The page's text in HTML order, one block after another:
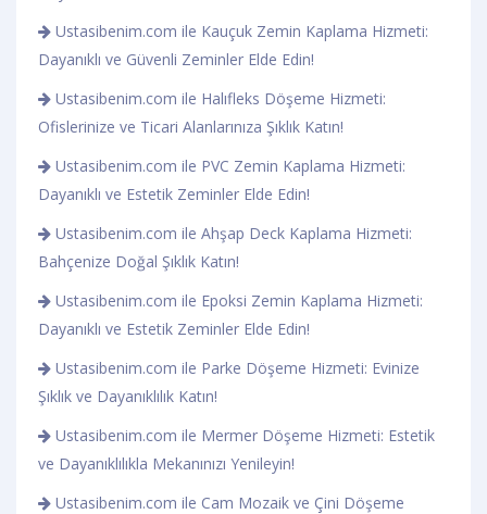
Ustasibenim.com ile Kauçuk Zemin Kaplama Hizmeti:
Dayanıklı ve Güvenli Zeminler Elde Edin!
Ustasibenim.com ile Halıfleks Döşeme Hizmeti:
Ofislerinize ve Ticari Alanlarınıza Şıklık Katın!
Ustasibenim.com ile PVC Zemin Kaplama Hizmeti:
Dayanıklı ve Estetik Zeminler Elde Edin!
Ustasibenim.com ile Ahşap Deck Kaplama Hizmeti:
Bahçenize Doğal Şıklık Katın!
Ustasibenim.com ile Epoksi Zemin Kaplama Hizmeti:
Dayanıklı ve Estetik Zeminler Elde Edin!
Ustasibenim.com ile Parke Döşeme Hizmeti: Evinize
Şıklık ve Dayanıklılık Katın!
Ustasibenim.com ile Mermer Döşeme Hizmeti: Estetik
ve Dayanıklılıkla Mekanınızı Yenileyin!
Ustasibenim.com ile Cam Mozaik ve Çini Döşeme